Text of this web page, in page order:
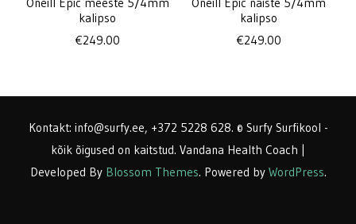
Oneill Epic meeste 5/4mm
kalipso
€249.00
Oneill Epic naiste 5/4mm
kalipso
€249.00
Kontakt: info@surfy.ee, +372 5228 628. © Surfy Surfikool -
kõik õigused on kaitstud. Vandana Health Coach |
Developed By Blossom Themes. Powered by WordPress.